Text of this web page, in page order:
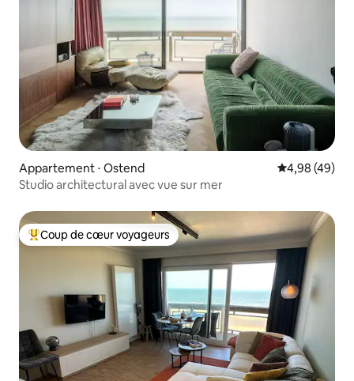
Appartement ⋅ Ostend Évaluation
4,98 (49)
Studio architectural avec vue sur mer
Coups de cœur voyageurs les plus appréciés
Coup de cœur voyageurs